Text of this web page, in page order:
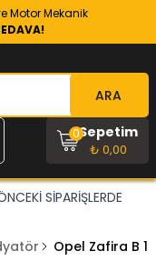
Motor Mekanik
ARA
Sepetim
₺ 0,00
0
SİPARİŞLERDE
Opel Zafira B